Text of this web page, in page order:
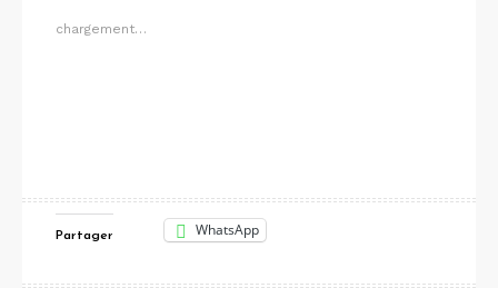
chargement…
Partager WhatsApp